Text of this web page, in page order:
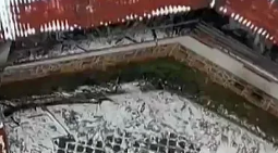
КРИМИ
ВЯРА
ОБЯВИ